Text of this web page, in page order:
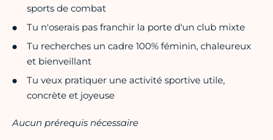
sports de combat
Tu n'oserais pas franchir la porte d'un club mixte
Tu recherches un cadre 100% féminin, chaleureux
et bienveillant
Tu veux pratiquer une activité sportive utile,
concrète et joyeuse
Aucun prérequis nécessaire